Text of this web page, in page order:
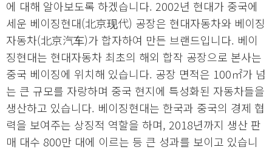
에 대해 알아보도록 하겠습니다. 2002년 현대가 중국에
세운 베이징현대(北京现代) 공장은 현대자동차와 베이징
자동차(北京汽车)가 합자하여 만든 브랜드입니다. 베이
징현대는 현대자동차 최초의 해외 합작 공장으로 본사는
중국 베이징에 위치해 있습니다. 공장 면적은 100㎡가 넘
는 큰 규모를 자랑하며 중국 현지에 특성화된 자동차들을
생산하고 있습니다. 베이징현대는 한국과 중국의 경제 협
력을 보여주는 상징적 역할을 하며, 2018년까지 생산 판
매 대수 800만 대에 이르는 등 큰 성과를 보이고 있습니